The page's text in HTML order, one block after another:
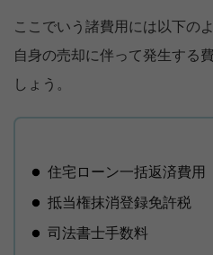
ここでいう諸費用には以下の
自身の売却に伴って発生する
しょう。
住宅ローン一括返済費用
抵当権抹消登録免許税
司法書士手数料